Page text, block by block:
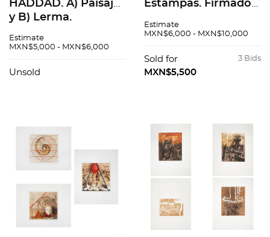
HADDAD. A) Paisaje
y B) Lerma.
78 y 79. Acuarelas
cm cu. Pzas: 2
Estimate
MXN$5,000 - MXN$6,000
Unsold
Estampas. Firmados.
y litografía con
Medidas variables.
Pzas: 12.
Estimate
MXN$6,000 - MXN$10,000
3 Bids
Sold for
MXN$5,500